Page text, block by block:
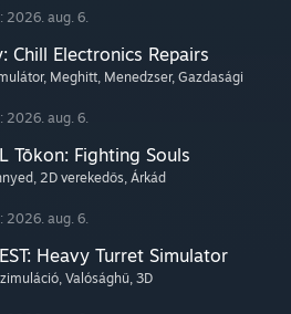
2026. aug. 6.
Chill Electronics Repairs
, Meghitt, Menedzser, Gazdasági
2026. aug. 6.
Tōkon: Fighting Souls
, 2D verekedős, Árkád
2026. aug. 6.
Heavy Turret Simulator
, Valósághű, 3D